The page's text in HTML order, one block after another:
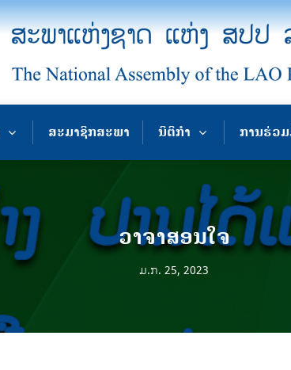
ສະມາຊິກສະພາ ນິຕິກຳ ການຮ່ວ
ວາຈາສອນໃຈ
ມ.ກ. 25, 2023